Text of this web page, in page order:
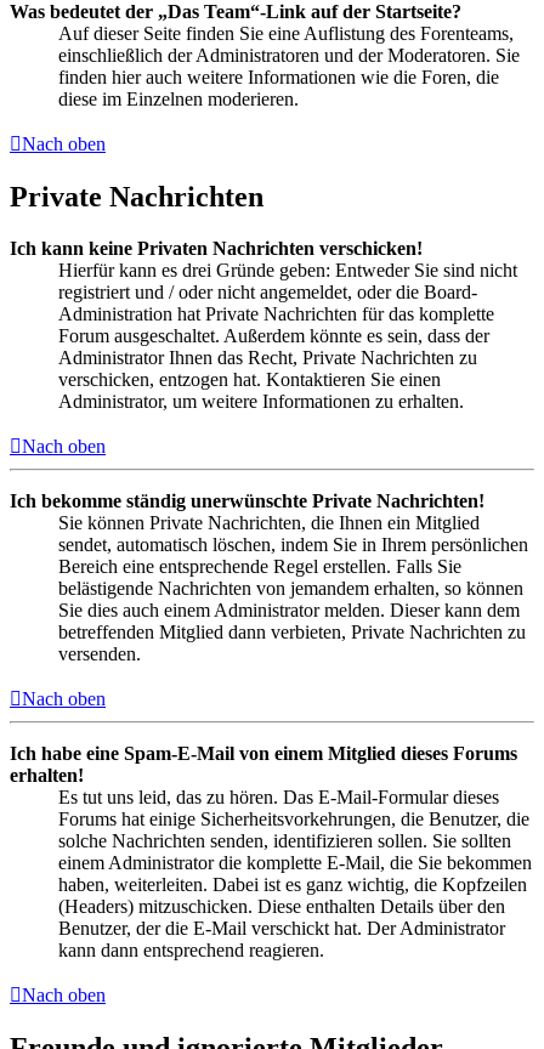
Was bedeutet der „Das Team“-Link auf der Startseite?
Auf dieser Seite finden Sie eine Auflistung des Forenteams,
einschließlich der Administratoren und der Moderatoren. Sie
finden hier auch weitere Informationen wie die Foren, die
diese im Einzelnen moderieren.
Nach oben
Private Nachrichten
Ich kann keine Privaten Nachrichten verschicken!
Hierfür kann es drei Gründe geben: Entweder Sie sind nicht
registriert und / oder nicht angemeldet, oder die Board-
Administration hat Private Nachrichten für das komplette
Forum ausgeschaltet. Außerdem könnte es sein, dass der
Administrator Ihnen das Recht, Private Nachrichten zu
verschicken, entzogen hat. Kontaktieren Sie einen
Administrator, um weitere Informationen zu erhalten.
Nach oben
Ich bekomme ständig unerwünschte Private Nachrichten!
Sie können Private Nachrichten, die Ihnen ein Mitglied
sendet, automatisch löschen, indem Sie in Ihrem persönlichen
Bereich eine entsprechende Regel erstellen. Falls Sie
belästigende Nachrichten von jemandem erhalten, so können
Sie dies auch einem Administrator melden. Dieser kann dem
betreffenden Mitglied dann verbieten, Private Nachrichten zu
versenden.
Nach oben
Ich habe eine Spam-E-Mail von einem Mitglied dieses Forums
erhalten!
Es tut uns leid, das zu hören. Das E-Mail-Formular dieses
Forums hat einige Sicherheitsvorkehrungen, die Benutzer, die
solche Nachrichten senden, identifizieren sollen. Sie sollten
einem Administrator die komplette E-Mail, die Sie bekommen
haben, weiterleiten. Dabei ist es ganz wichtig, die Kopfzeilen
(Headers) mitzuschicken. Diese enthalten Details über den
Benutzer, der die E-Mail verschickt hat. Der Administrator
kann dann entsprechend reagieren.
Nach oben